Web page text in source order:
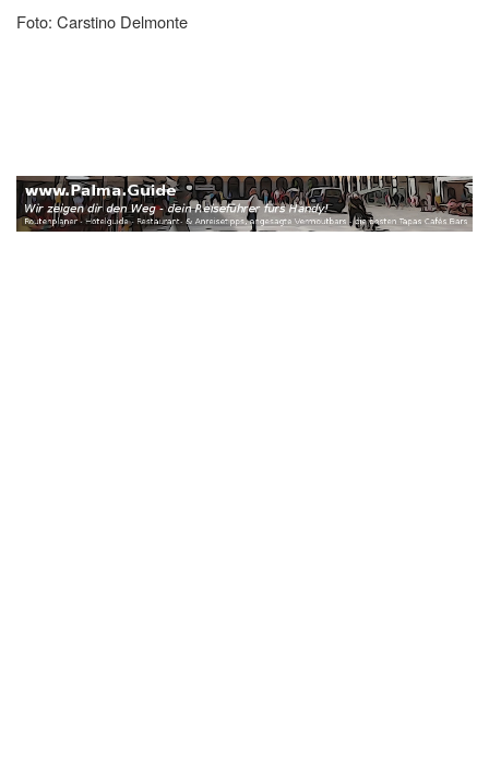
Foto: Carstino Delmonte